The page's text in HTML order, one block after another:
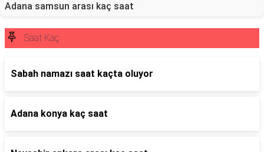
Adana samsun arası kaç saat
Saat Kaç
Sabah namazı saat kaçta oluyor
Adana konya kaç saat